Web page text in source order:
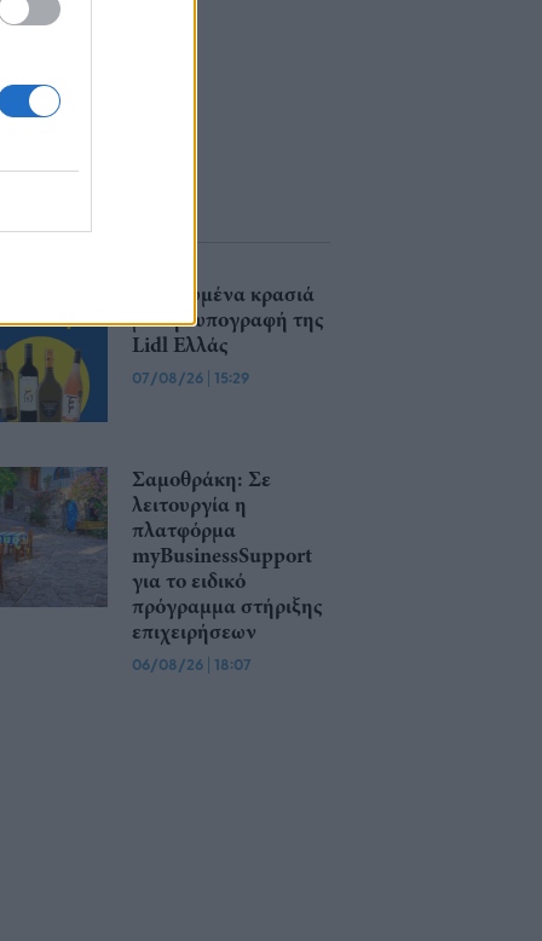
Βραβευμένα κρασιά
με την υπογραφή της
Lidl Ελλάς
07/08/26 | 15:29
Σαμοθράκη: Σε
λειτουργία η
πλατφόρμα
myBusinessSupport
για το ειδικό
πρόγραμμα στήριξης
επιχειρήσεων
06/08/26 | 18:07